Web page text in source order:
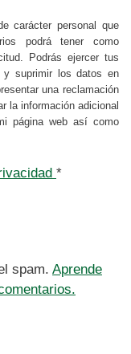
carácter personal que
podrá tener como
Podrás ejercer tus
y suprimir los datos en
una reclamación
la información adicional
página web así como
*
spam. Aprende